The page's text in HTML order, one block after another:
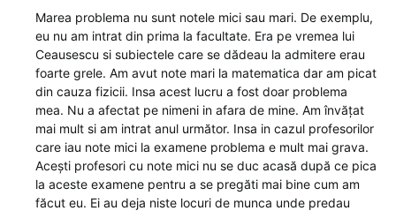
Marea problema nu sunt notele mici sau mari. De exemplu,
eu nu am intrat din prima la facultate. Era pe vremea lui
Ceausescu si subiectele care se dădeau la admitere erau
foarte grele. Am avut note mari la matematica dar am picat
din cauza fizicii. Insa acest lucru a fost doar problema
mea. Nu a afectat pe nimeni in afara de mine. Am învățat
mai mult si am intrat anul următor. Insa in cazul profesorilor
care iau note mici la examene problema e mult mai grava.
Acești profesori cu note mici nu se duc acasă după ce pica
la aceste examene pentru a se pregăti mai bine cum am
făcut eu. Ei au deja niste locuri de munca unde predau